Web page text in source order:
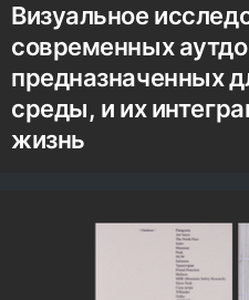
Визуальное
современных
предназначенных
среды, и их
жизнь